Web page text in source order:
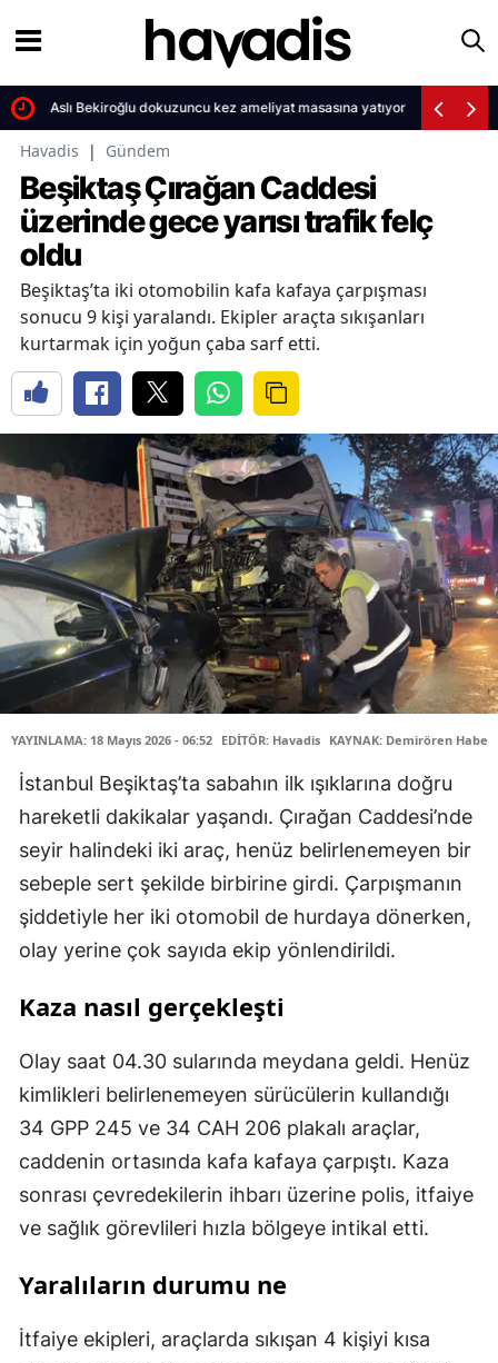
Aslı Bekiroğlu dokuzuncu kez ameliyat masasına yatıyor
Havadis | Gündem
Beşiktaş Çırağan Caddesi
üzerinde gece yarısı trafik felç
oldu
Beşiktaş’ta iki otomobilin kafa kafaya çarpışması
sonucu 9 kişi yaralandı. Ekipler araçta sıkışanları
kurtarmak için yoğun çaba sarf etti.
YAYINLAMA: 18 Mayıs 2026 - 06:52 EDİTÖR: Havadis KAYNAK: Demirören Haber
İstanbul Beşiktaş’ta sabahın ilk ışıklarına doğru
hareketli dakikalar yaşandı. Çırağan Caddesi’nde
seyir halindeki iki araç, henüz belirlenemeyen bir
sebeple sert şekilde birbirine girdi. Çarpışmanın
şiddetiyle her iki otomobil de hurdaya dönerken,
olay yerine çok sayıda ekip yönlendirildi.
Kaza nasıl gerçekleşti
Olay saat 04.30 sularında meydana geldi. Henüz
kimlikleri belirlenemeyen sürücülerin kullandığı
34 GPP 245 ve 34 CAH 206 plakalı araçlar,
caddenin ortasında kafa kafaya çarpıştı. Kaza
sonrası çevredekilerin ihbarı üzerine polis, itfaiye
ve sağlık görevlileri hızla bölgeye intikal etti.
Yaralıların durumu ne
İtfaiye ekipleri, araçlarda sıkışan 4 kişiyi kısa